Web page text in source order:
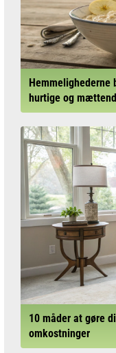
Hemmelighederne
hurtige og
10 måder at gøre
omkostninger